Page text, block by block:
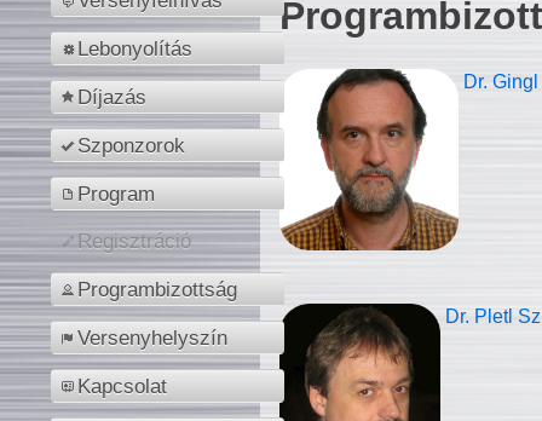
Lebonyolítás
Díjazás
Szponzorok
Program
Regisztráció
Programbizottság
Versenyhelyszín
Kapcsolat
Dr.
Dr. Pletl